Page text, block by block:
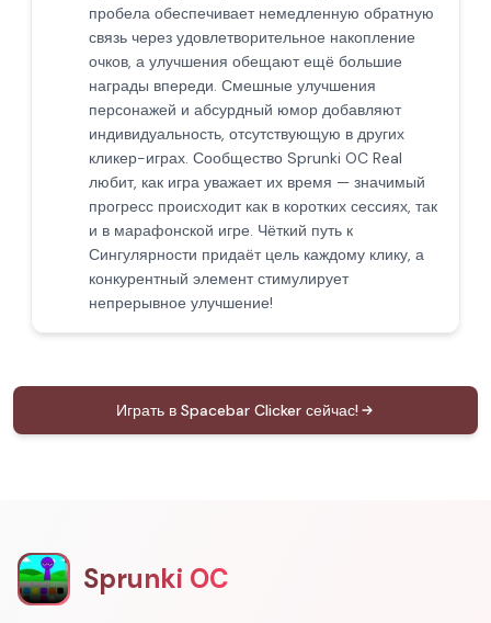
пробела обеспечивает немедленную обратную
связь через удовлетворительное накопление
очков, а улучшения обещают ещё большие
награды впереди. Смешные улучшения
персонажей и абсурдный юмор добавляют
индивидуальность, отсутствующую в других
кликер-играх. Сообщество Sprunki OC Real
любит, как игра уважает их время — значимый
прогресс происходит как в коротких сессиях, так
и в марафонской игре. Чёткий путь к
Сингулярности придаёт цель каждому клику, а
конкурентный элемент стимулирует
непрерывное улучшение!
Играть в Spacebar Clicker сейчас!
Sprunki OC